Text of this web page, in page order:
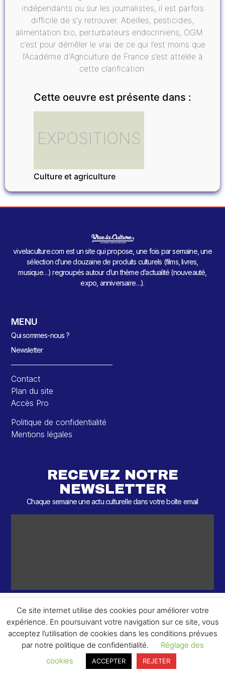
indépendants ou sur les journalistes, il est parfois
difficile de s’y retrouver. Abeilles, pesticides,
alimentation bio, perturbateurs endocriniens, OGM…
c’est pour démêler le vrai de ce qui l’est moins que
l’Académie d'Agriculture de France s’est attelée à
cette clarification.
Cette oeuvre est présente dans :
EXPOSITIONS
Culture et agriculture
vivelaculture.com est un site qui propose, une fois par semaine, une
sélection d’une douzaine de produits culturels (films, livres,
musique…) regroupés autour d’un thème d’actualité (nouveauté,
expo, anniversaire…).
MENU
Qui sommes-nous ?
Newsletter
Contact
Plan du site
Accès Pro
Politique de confidentialité
Mentions légales
RECEVEZ NOTRE
NEWSLETTER
Chaque semaine une actu culturelle dans votre boîte email
© 2026 – 2 ème Round – Tous droits réservés.
Ce site internet utilise des cookies pour améliorer votre
expérience. En poursuivant votre navigation sur ce site, vous
acceptez l’utilisation de cookies dans les conditions prévues
par notre politique de confidentialité.
Réglage des
cookies
ACCEPTER REJETER